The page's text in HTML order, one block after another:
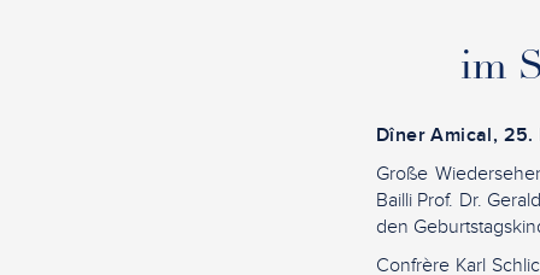
im
Dîner Amical, 25.
Große
Bailli Prof. Dr.
den
Confrère Karl